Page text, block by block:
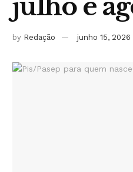
julho e
by Redação junho 15, 2026